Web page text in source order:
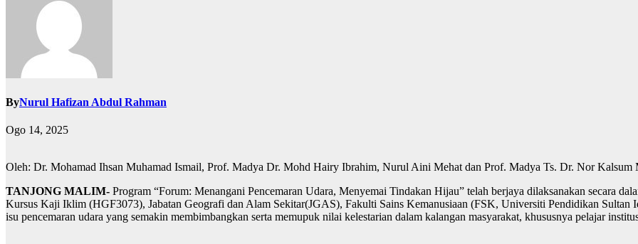
ByNurul Hafizan Abdul Rahman
Ogo 14, 2025
Oleh: Dr. Mohamad Ihsan Muhamad Ismail, Prof. Madya Dr. Mohd Hairy Ibrahim, Nurul Aini Mehat dan Prof. Madya Ts. Dr. Nor Kalsum
TANJONG MALIM- Program “Forum: Menangani Pencemaran Udara, Menyemai Tindakan Hijau” telah berjaya dilaksanakan secara
Kursus Kaji Iklim (HGF3073), Jabatan Geografi dan Alam Sekitar(JGAS), Fakulti Sains Kemanusiaan (FSK, Universiti Pendidikan Sultan
isu pencemaran udara yang semakin membimbangkan serta memupuk nilai kelestarian dalam kalangan masyarakat, khususnya pelajar